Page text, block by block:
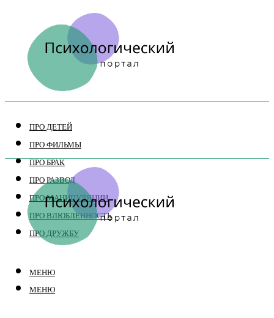
ПРО ДЕТЕЙ
ПРО ФИЛЬМЫ
ПРО БРАК
ПРО РАЗВОД
ПРО МАНИПУЛЯЦИИ
ПРО ВЛЮБЛЕННОСТЬ
ПРО ДРУЖБУ
МЕНЮ
МЕНЮ